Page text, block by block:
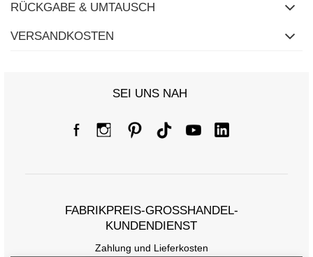
RÜCKGABE & UMTAUSCH
VERSANDKOSTEN
SEI UNS NAH
FABRIKPREIS-GROSSHANDEL-K
UNDENDIENST
Zahlung und Lieferkosten